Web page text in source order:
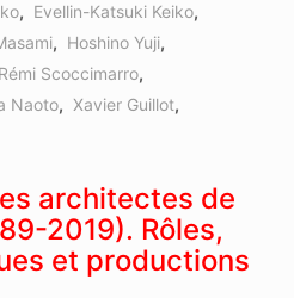
, Evellin-Katsuki Keiko,
, Hoshino Yuji,
Rémi Scoccimarro,
Naoto, Xavier Guillot,
architectes de
2019). Rôles,
et productions